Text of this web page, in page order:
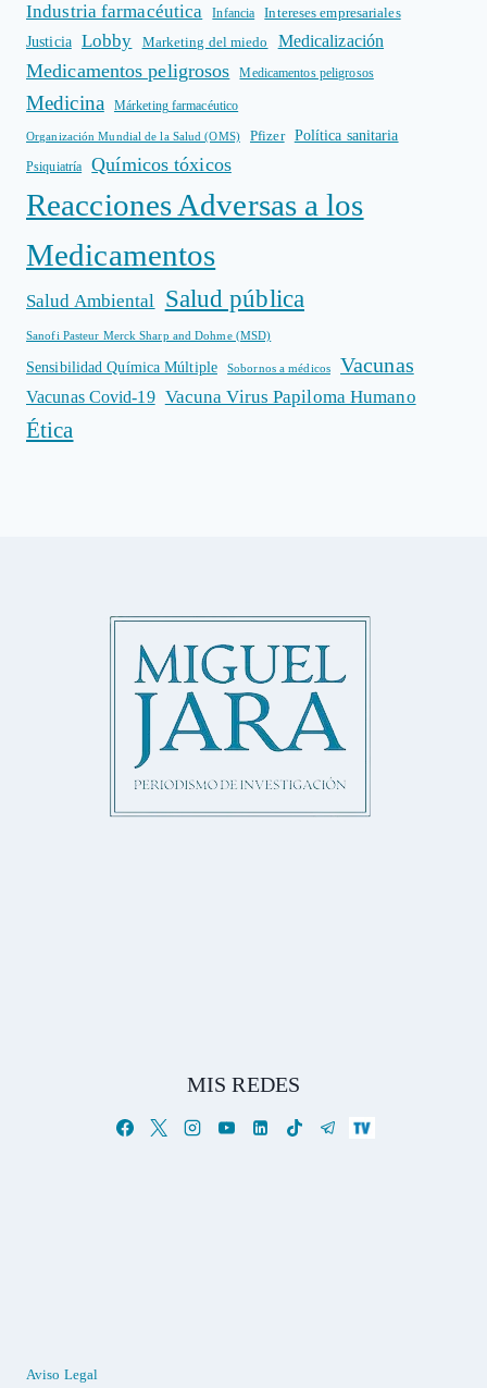
Industria farmacéutica Infancia
Intereses empresariales
Justicia
Lobby Marketing del miedo Medicalización
Medicamentos peligrosos Medicamentos peligrosos
Medicina Márketing farmacéutico
Organización Mundial de la Salud (OMS) Pfizer Política sanitaria
Psiquiatría Químicos tóxicos
Reacciones Adversas a los
Medicamentos
Salud Ambiental Salud pública
Sanofi Pasteur Merck Sharp and Dohme (MSD)
Sensibilidad Química Múltiple Sobornos a médicos Vacunas
Vacunas Covid-19 Vacuna Virus Papiloma Humano
Ética
MIS REDES
Aviso Legal